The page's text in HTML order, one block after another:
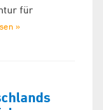
für
»